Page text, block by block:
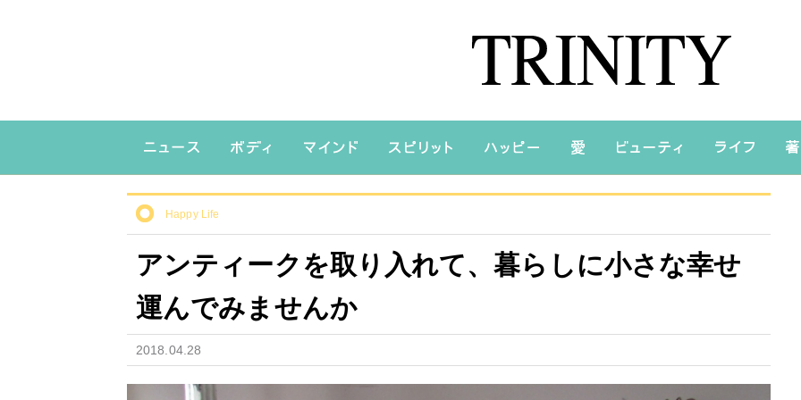
Happy Life
アンティークを取り入れて、暮らしに小さな幸せ
運んでみませんか
2018.04.28